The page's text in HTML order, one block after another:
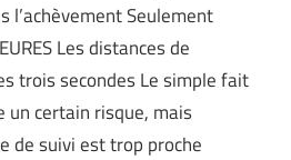
l’achèvement Seulement
Les distances de
trois secondes Le simple fait
un certain risque, mais
de suivi est trop proche